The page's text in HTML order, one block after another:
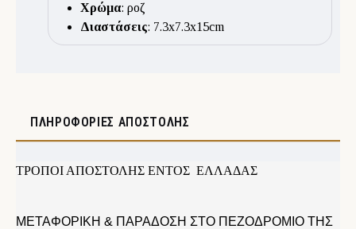
Χρώμα: ροζ
Διαστάσεις: 7.3x7.3x15cm
ΠΛΗΡΟΦΟΡΊΕΣ ΑΠΟΣΤΟΛΉΣ
ΤΡΟΠΟΙ ΑΠΟΣΤΟΛΗΣ ΕΝΤΟΣ ΕΛΛΑΔΑΣ
ΜΕΤΑΦΟΡΙΚΗ & ΠΑΡΑΔΟΣΗ ΣΤΟ ΠΕΖΟΔΡΟΜΙΟ ΤΗΣ